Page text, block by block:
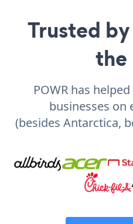
Trusted
the
POWR has
businesses on
(besides Antarctica,